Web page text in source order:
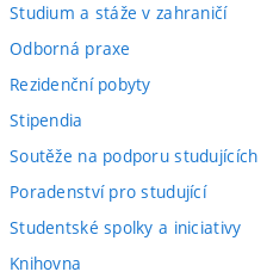
Studium a stáže v zahraničí
Odborná praxe
Rezidenční pobyty
Stipendia
Soutěže na podporu studujících
Poradenství pro studující
Studentské spolky a iniciativy
Knihovna